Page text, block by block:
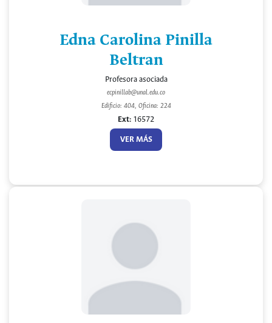
Edna Carolina Pinilla
Beltran
Profesora asociada
ecpinillab@unal.edu.co
Edificio: 404, Oficina: 224
Ext: 16572
VER MÁS